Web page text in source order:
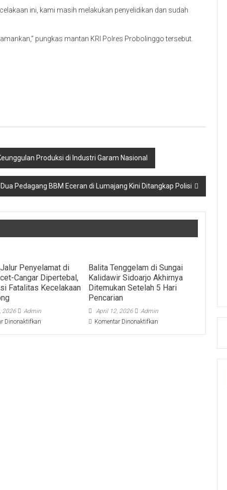
ini, kami masih melakukan penyelidikan dan sudah
pungkas mantan KRI Polres Probolinggo tersebut.
Produksi di Industri Garam Nasional
Pedagang BBM Eceran di Lumajang Kini Ditangkap Polisi
Penyelamat di
Cangar Dipertebal,
Fatalitas Kecelakaan
2026
Admin
Dinonaktifkan
Balita Tenggelam di Sungai
Kalidawir Sidoarjo Akhirnya
Ditemukan Setelah 5 Hari
Pencarian
April 12, 2026
Admin
Komentar Dinonaktifkanpada